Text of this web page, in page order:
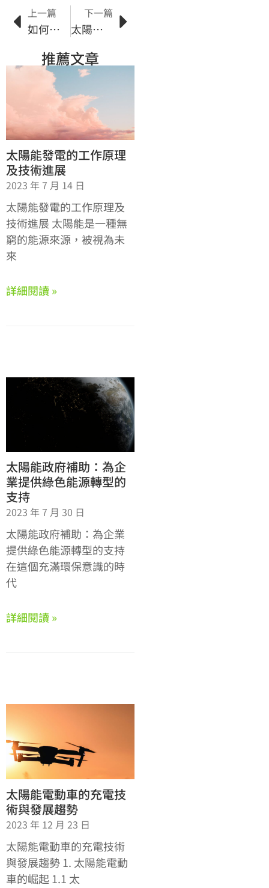
上一篇
如何選擇最佳的太陽能解決方案
下一篇
太陽能發電效率和成本之間的關係
推薦文章
太陽能發電的工作原理
及技術進展
2023 年 7 月 14 日
太陽能發電的工作原理及
技術進展 太陽能是一種無
窮的能源來源，被視為未
來
詳細閱讀 »
太陽能政府補助：為企
業提供綠色能源轉型的
支持
2023 年 7 月 30 日
太陽能政府補助：為企業
提供綠色能源轉型的支持
在這個充滿環保意識的時
代
詳細閱讀 »
太陽能電動車的充電技
術與發展趨勢
2023 年 12 月 23 日
太陽能電動車的充電技術
與發展趨勢 1. 太陽能電動
車的崛起 1.1 太